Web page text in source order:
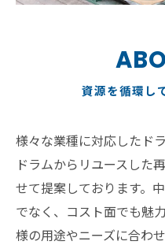
資源を循環し
様々な業種に対応したド
ドラムからリユースした
せて提案しております。
でなく、コスト面でも魅
様の用途やニーズに合わ